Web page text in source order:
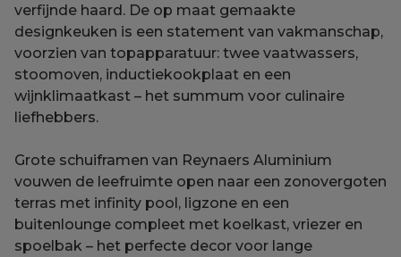
verfijnde haard. De op maat gemaakte
designkeuken is een statement van vakmanschap,
voorzien van topapparatuur: twee vaatwassers,
stoomoven, inductiekookplaat en een
wijnklimaatkast – het summum voor culinaire
liefhebbers.
Grote schuiframen van Reynaers Aluminium
vouwen de leefruimte open naar een zonovergoten
terras met infinity pool, ligzone en een
buitenlounge compleet met koelkast, vriezer en
spoelbak – het perfecte decor voor lange